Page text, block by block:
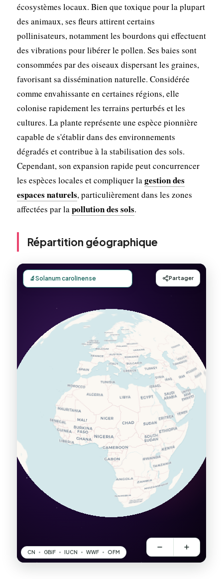
écosystèmes locaux. Bien que toxique pour la plupart
des animaux, ses fleurs attirent certains
pollinisateurs, notamment les bourdons qui effectuent
des vibrations pour libérer le pollen. Ses baies sont
consommées par des oiseaux dispersant les graines,
favorisant sa dissémination naturelle. Considérée
comme envahissante en certaines régions, elle
colonise rapidement les terrains perturbés et les
cultures. La plante représente une espèce pionnière
capable de s'établir dans des environnements
dégradés et contribue à la stabilisation des sols.
Cependant, son expansion rapide peut concurrencer
les espèces locales et compliquer lagestion des
espaces naturels, particulièrement dans les zones
affectées par lapollution des sols.
Répartition géographique